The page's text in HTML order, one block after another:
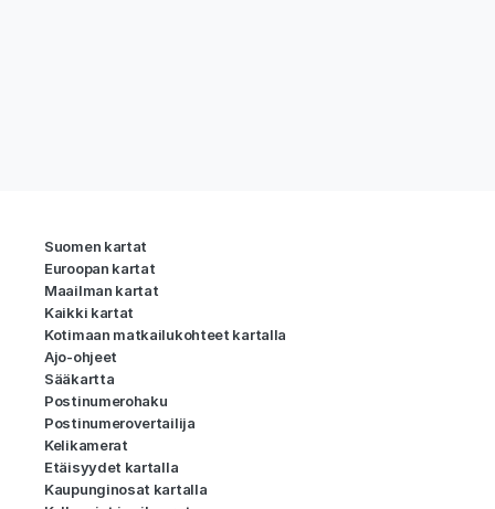
Suomen kartat
Euroopan kartat
Maailman kartat
Kaikki kartat
Kotimaan matkailukohteet kartalla
Ajo-ohjeet
Sääkartta
Postinumerohaku
Postinumerovertailija
Kelikamerat
Etäisyydet kartalla
Kaupunginosat kartalla